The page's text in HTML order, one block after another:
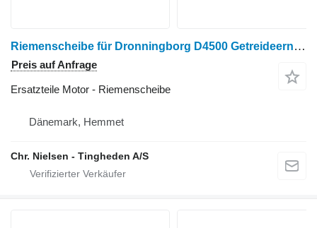
Riemenscheibe für Dronningborg D4500 Getreideernter
Preis auf Anfrage
Ersatzteile Motor - Riemenscheibe
Dänemark, Hemmet
Chr. Nielsen - Tingheden A/S